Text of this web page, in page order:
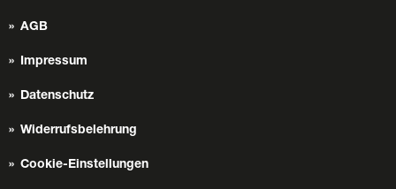
AGB
Impressum
Datenschutz
Widerrufsbelehrung
Cookie-Einstellungen